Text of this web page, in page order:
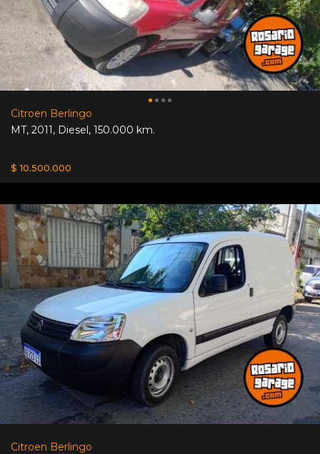
Citroen Berlingo
MT, 2011, Diesel, 150.000 km.
$ 10.500.000
Citroen Berlingo